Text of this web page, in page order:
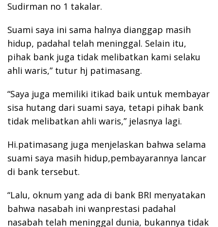
Sudirman no 1 takalar.
Suami saya ini sama halnya dianggap masih
hidup, padahal telah meninggal. Selain itu,
pihak bank juga tidak melibatkan kami selaku
ahli waris,” tutur hj patimasang.
“Saya juga memiliki itikad baik untuk membayar
sisa hutang dari suami saya, tetapi pihak bank
tidak melibatkan ahli waris,” jelasnya lagi.
Hi.patimasang juga menjelaskan bahwa selama
suami saya masih hidup,pembayarannya lancar
di bank tersebut.
“Lalu, oknum yang ada di bank BRI menyatakan
bahwa nasabah ini wanprestasi padahal
nasabah telah meninggal dunia, bukannya tidak